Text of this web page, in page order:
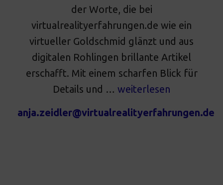
der Worte, die bei
virtualrealityerfahrungen.de wie ein
virtueller Goldschmid glänzt und aus
digitalen Rohlingen brillante Artikel
erschafft. Mit einem scharfen Blick für
Details und … weiterlesen
anja.zeidler@virtualrealityerfahrungen.de